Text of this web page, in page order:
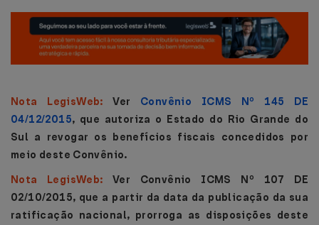
Nota LegisWeb:Ver Convênio ICMS Nº 145 DE
04/12/2015, que autoriza o Estado do Rio Grande do
Sul a revogar os benefícios fiscais concedidos por
meio deste Convênio.
Nota LegisWeb:Ver Convênio ICMS Nº 107 DE
02/10/2015, que a partir da data da publicação da sua
ratificação nacional, prorroga as disposições deste